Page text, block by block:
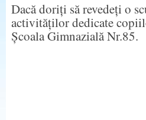
Dacă doriți să revedeți o
activităților dedicate
Școala Gimnazială Nr.85.